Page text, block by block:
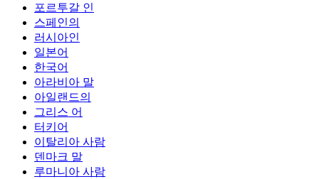
포르투갈 인
스페인의
러시아인
일본어
한국어
아라비아 말
아일랜드의
그리스 어
터키어
이탈리아 사람
덴마크 말
루마니아 사람